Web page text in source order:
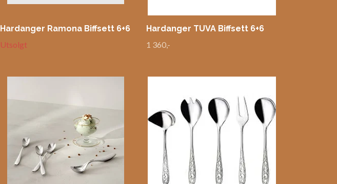
Hardanger Ramona Biffsett 6+6
Utsolgt
Hardanger TUVA Biffsett 6+6
1 360,-